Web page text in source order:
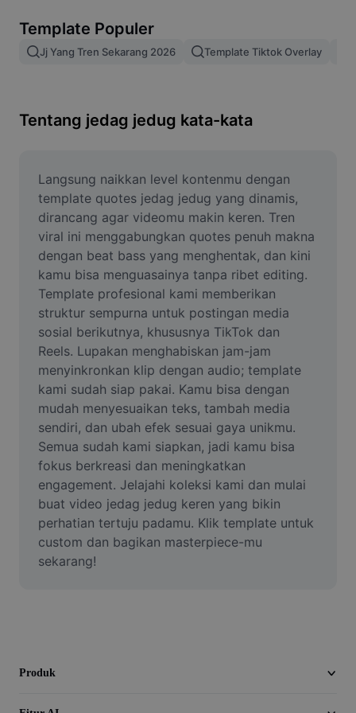
Gabung gambar
Ubah Ukuran Gambar
Pembuat Meme
AI Text Remover
AI People Remover
AI Inpainting
Face Cutout
Video
Hapus latar belakang video
Tingkatkan kualitas
Editor Video
Pangkas Video
Tambahkan Subtitle ke Video
Konverter Video
Template Populer
Jj Yang Tren Sekarang 2026 Template Tiktok Overlay
Tentang jedag jedug kata-kata
Langsung naikkan level kontenmu dengan
template quotes jedag jedug yang dinamis,
dirancang agar videomu makin keren. Tren
viral ini menggabungkan quotes penuh makna
dengan beat bass yang menghentak, dan kini
kamu bisa menguasainya tanpa ribet editing.
Template profesional kami memberikan
struktur sempurna untuk postingan media
sosial berikutnya, khususnya TikTok dan
Reels. Lupakan menghabiskan jam-jam
menyinkronkan klip dengan audio; template
kami sudah siap pakai. Kamu bisa dengan
mudah menyesuaikan teks, tambah media
sendiri, dan ubah efek sesuai gaya unikmu.
Semua sudah kami siapkan, jadi kamu bisa
fokus berkreasi dan meningkatkan
engagement. Jelajahi koleksi kami dan mulai
buat video jedag jedug keren yang bikin
perhatian tertuju padamu. Klik template untuk
custom dan bagikan masterpiece-mu
sekarang!
Produk